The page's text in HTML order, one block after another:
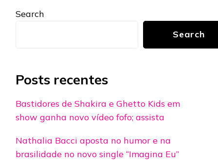
Search
Search
Posts recentes
Bastidores de Shakira e Ghetto Kids em
show ganha novo vídeo fofo; assista
Nathalia Bacci aposta no humor e na
brasilidade no novo single “Imagina Eu”